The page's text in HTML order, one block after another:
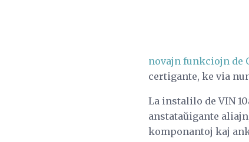
novajn funkciojn de
certigante, ke via
La instalilo de VIN
anstataŭigante
komponantoj kaj